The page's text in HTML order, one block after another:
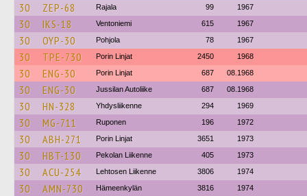
30 ZEP-68 Rajala 99 1967
30 IKS-18 Ventoniemi 615 1967
30 OYP-30 Pohjola 78 1967
30 TPE-730 Porin Linjat 2450 1968
30 ENG-30 Porin Linjat 687 08.1968
30 ENG-30 Jussilan Autoliike 687 08.1968
30 HN-328 Yhdysliikenne 294 1969
30 MG-711 Ruponen 196 1972
30 ABH-271 Porin Linjat 3651 1973
30 HBT-130 Pekolan Liikenne 405 1973
30 ACU-254 Lehtosen Liikenne 3806 1974
30 AMN-730 Hämeenkylän 3816 1974